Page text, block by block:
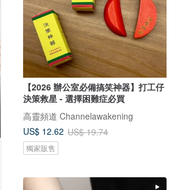
【2026 辦公室必備搞笑神器】打工仔
決策救星 - 選擇困難症必買
高靈頻道 Channelawakening
US$ 12.62 US$ 19.74
獨家販售